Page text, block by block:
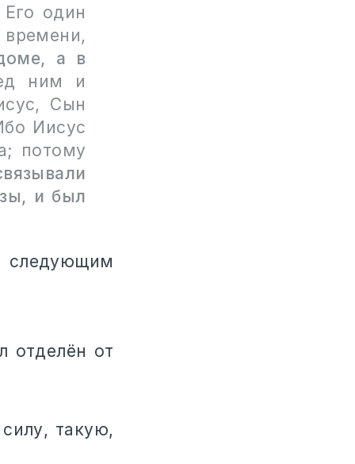
один
а в
ним и
Сын
Иисус
потому
и был
следующим
отделён от
такую,